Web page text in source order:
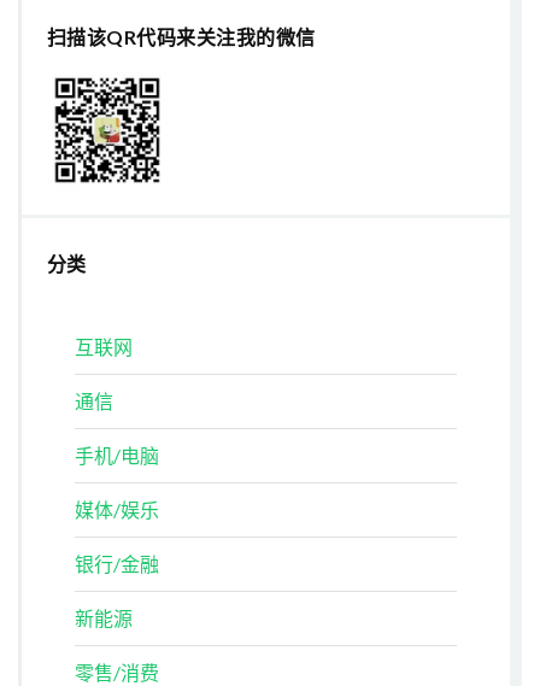
扫描该QR代码来关注我的微信
分类
互联网
通信
手机/电脑
媒体/娱乐
银行/金融
新能源
零售/消费